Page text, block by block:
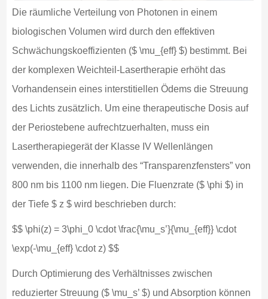
Die räumliche Verteilung von Photonen in einem
biologischen Volumen wird durch den effektiven
Schwächungskoeffizienten ($ \mu_{eff} $) bestimmt. Bei
der komplexen Weichteil-Lasertherapie erhöht das
Vorhandensein eines interstitiellen Ödems die Streuung
des Lichts zusätzlich. Um eine therapeutische Dosis auf
der Periostebene aufrechtzuerhalten, muss ein
Lasertherapiegerät der Klasse IV Wellenlängen
verwenden, die innerhalb des “Transparenzfensters” von
800 nm bis 1100 nm liegen. Die Fluenzrate ($ \phi $) in
der Tiefe $ z $ wird beschrieben durch:
$$ \phi(z) = 3\phi_0 \cdot \frac{\mu_s’}{\mu_{eff}} \cdot
\exp(-\mu_{eff} \cdot z) $$
Durch Optimierung des Verhältnisses zwischen
reduzierter Streuung ($ \mu_s’ $) und Absorption können